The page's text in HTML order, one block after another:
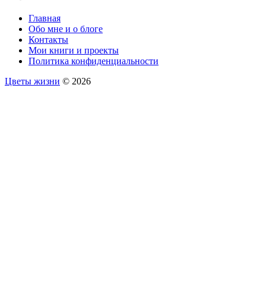
Главная
Обо мне и о блоге
Контакты
Мои книги и проекты
Политика конфиденциальности
Цветы жизни © 2026